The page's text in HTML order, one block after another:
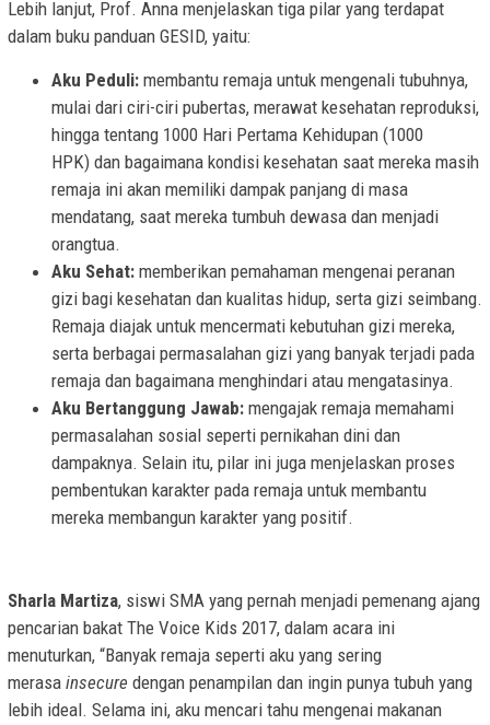
Lebih lanjut, Prof. Anna menjelaskan tiga pilar yang terdapat
dalam buku panduan GESID, yaitu:
Aku Peduli: membantu remaja untuk mengenali tubuhnya,
mulai dari ciri-ciri pubertas, merawat kesehatan reproduksi,
hingga tentang 1000 Hari Pertama Kehidupan (1000
HPK) dan bagaimana kondisi kesehatan saat mereka masih
remaja ini akan memiliki dampak panjang di masa
mendatang, saat mereka tumbuh dewasa dan menjadi
orangtua.
Aku Sehat: memberikan pemahaman mengenai peranan
gizi bagi kesehatan dan kualitas hidup, serta gizi seimbang.
Remaja diajak untuk mencermati kebutuhan gizi mereka,
serta berbagai permasalahan gizi yang banyak terjadi pada
remaja dan bagaimana menghindari atau mengatasinya.
Aku Bertanggung Jawab: mengajak remaja memahami
permasalahan sosial seperti pernikahan dini dan
dampaknya. Selain itu, pilar ini juga menjelaskan proses
pembentukan karakter pada remaja untuk membantu
mereka membangun karakter yang positif.
Sharla Martiza, siswi SMA yang pernah menjadi pemenang ajang
pencarian bakat The Voice Kids 2017, dalam acara ini
menuturkan, “Banyak remaja seperti aku yang sering
merasa insecure dengan penampilan dan ingin punya tubuh yang
lebih ideal. Selama ini, aku mencari tahu mengenai makanan